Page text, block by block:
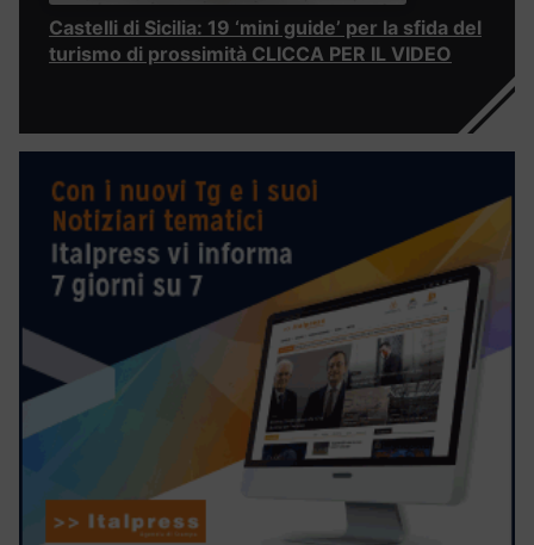
Castelli di Sicilia: 19 ‘mini guide’ per la sfida del
turismo di prossimità CLICCA PER IL VIDEO